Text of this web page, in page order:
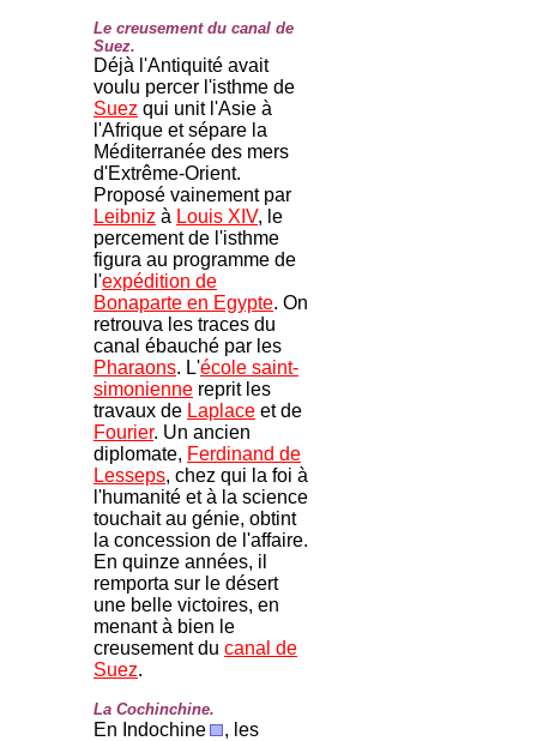
Le creusement du canal de
Suez.
Déjà l'Antiquité avait
voulu percer l'isthme de
Suez qui unit l'Asie à
l'Afrique et sépare la
Méditerranée des mers
d'Extrême-Orient.
Proposé vainement par
Leibniz à Louis XIV, le
percement de l'isthme
figura au programme de
l'expédition de
Bonaparte en Egypte. On
retrouva les traces du
canal ébauché par les
Pharaons. L'école saint-
simonienne reprit les
travaux de Laplace et de
Fourier. Un ancien
diplomate, Ferdinand de
Lesseps, chez qui la foi à
l'humanité et à la science
touchait au génie, obtint
la concession de l'affaire.
En quinze années, il
remporta sur le désert
une belle victoires, en
menant à bien le
creusement du canal de
Suez.
La Cochinchine.
En Indochine
, les